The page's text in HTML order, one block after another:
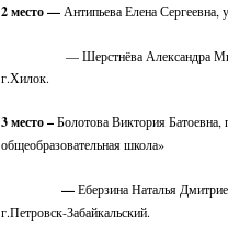
2 место —Антипьева Елена
— Шерстнёва Александра
г.Хилок.
3 место –Болотова Виктория
общеобразовательная школа»
—Еберзина Наталья
г.Петровск-Забайкальский.